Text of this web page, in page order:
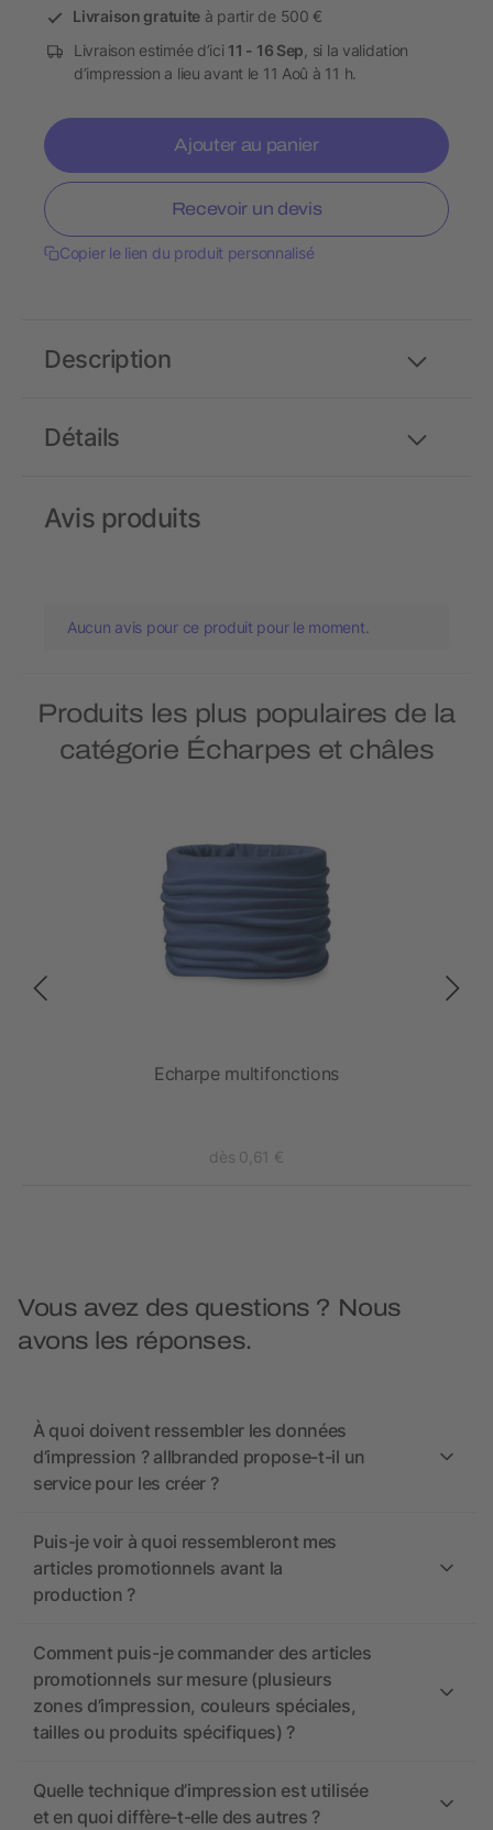
Livraison gratuite à partir de 500 €
Livraison estimée d’ici 11 - 16 Sep , si la validation
d’impression a lieu avant le 11 Aoû à 11 h.
Ajouter au panier
Recevoir un devis
Copier le lien du produit personnalisé
Détails
Description
Avis produits
Aucun avis pour ce produit pour le moment.
Produits les plus populaires de la
catégorie Écharpes et châles
Echarpe multifonctions
dès 0,61 €
Vous avez des questions ? Nous
avons les réponses.
À quoi doivent ressembler les données
d’impression ? allbranded propose-t-il un
service pour les créer ?
Puis-je voir à quoi ressembleront mes
articles promotionnels avant la
production ?
Comment puis-je commander des articles
promotionnels sur mesure (plusieurs
zones d’impression, couleurs spéciales,
tailles ou produits spécifiques) ?
Quelle technique d’impression est utilisée
et en quoi diffère-t-elle des autres ?